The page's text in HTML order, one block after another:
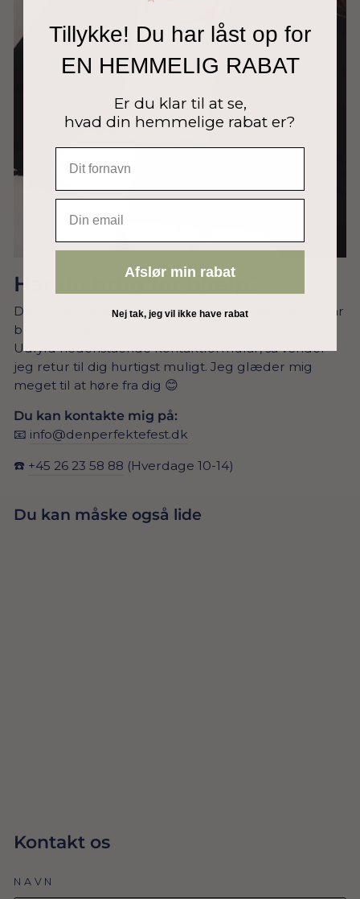
Har du brug for hjælp?
Du er altid velkommen til at skrive til mig, hvis du har
brug for hjælp.
Udfyld nedenstående kontaktformular, så vender
jeg retur til dig hurtigst muligt. Jeg glæder mig
meget til at høre fra dig 😊
Du kan kontakte mig på:
📧 info@denperfektefest.dk
☎️ +45 26 23 58 88 (Hverdage 10-14)
Du kan måske også lide
Kontakt os
NAVN
Tillykke! Du har låst op for
EN HEMMELIG RABAT
Er du klar til at se,
hvad din hemmelige rabat er?
Afslør min rabat
Nej tak, jeg vil ikke have rabat